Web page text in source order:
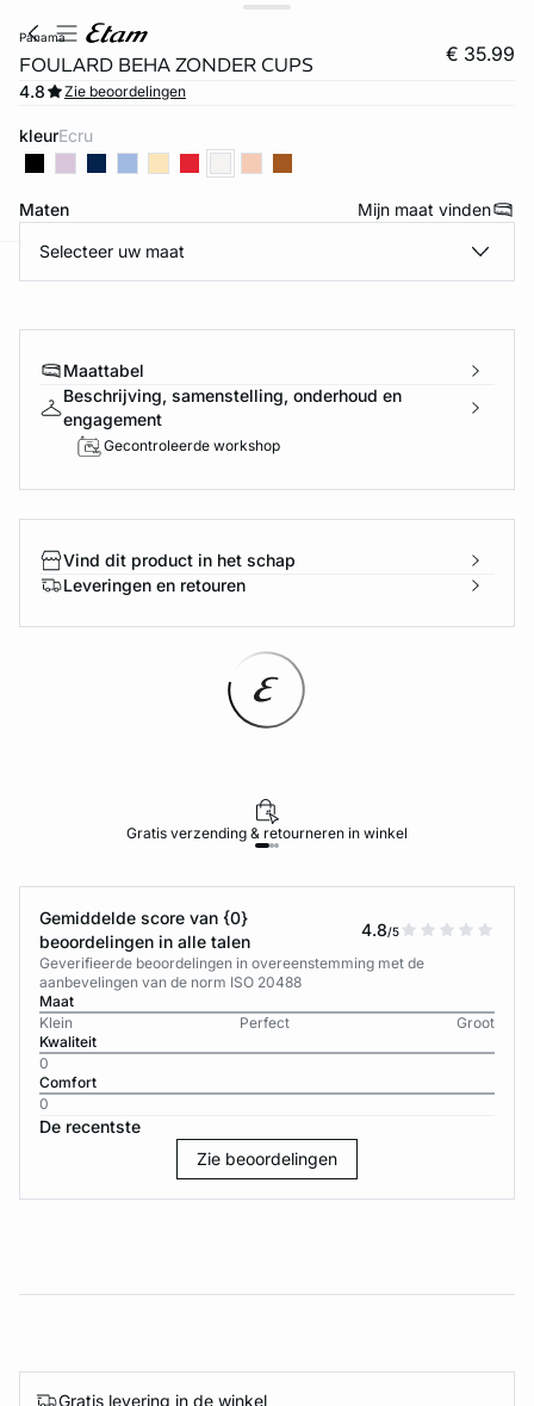
panama
FOULARD BEHA ZONDER CUPS € 35.99
4.8 Zie beoordelingen
kleur ecru
Maten Mijn maat vinden
Selecteer uw maat
Maattabel
Beschrijving, samenstelling, onderhoud en
engagement
Gecontroleerde workshop
Vind dit product in het schap
Leveringen en retouren
Gratis verzending & retourneren in winkel
Gemiddelde score van {0}
beoordelingen in alle talen
4.8/5
Geverifieerde beoordelingen in overeenstemming met de
aanbevelingen van de norm ISO 20488
Maat
Klein
Perfect
Groot
Kwaliteit
0
Comfort
0
De recentste
Zie beoordelingen
Gratis levering in de winkel